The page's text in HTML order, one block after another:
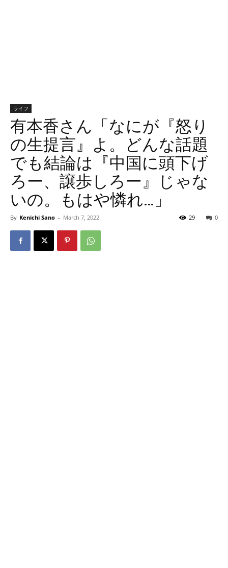
ライフ
有本香さん「なにが『怒り
の生提言』よ。どんな話題
でも結論は『中国に頭下げ
ろー、譲歩しろー』じゃな
いの。もはや憐れ…」
By Kenichi Sano - March 7, 2022 0
29